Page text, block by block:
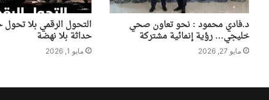
د.فادي محمود : نحو تعاون صحي
خليجي… رؤية إنمائية مشتركة
مايو 27, 2026
التحول الرقمي بلا
حداثة بلا نهضة
مايو 1, 2026